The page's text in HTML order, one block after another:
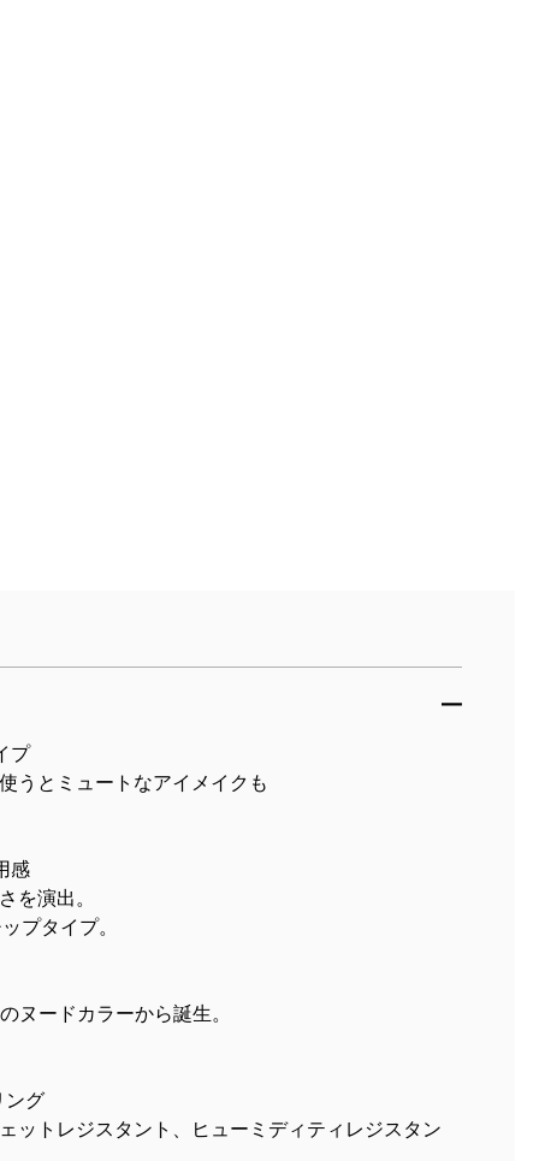
プ
うとミュートなアイメイクも
用感
を演出。
プタイプ。
ヌードカラーから誕生。
ング
トレジスタント、ヒューミディティレジスタン